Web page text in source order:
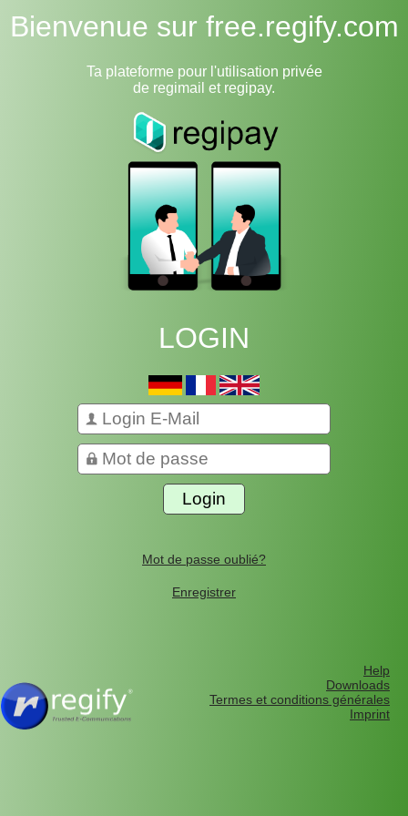
Bienvenue sur free.regify.com
Ta plateforme pour l'utilisation privée
de regimail et regipay.
LOGIN
Mot de passe oublié?
Enregistrer
Help
Downloads
Termes et conditions générales
Imprint